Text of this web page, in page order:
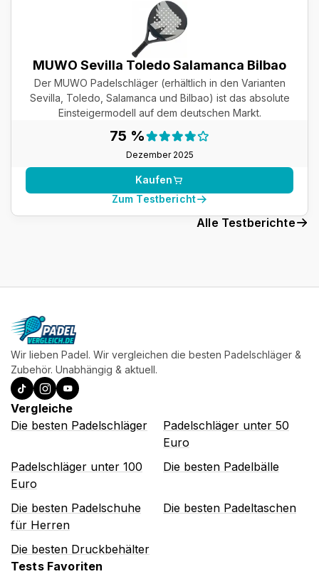
MUWO Sevilla Toledo Salamanca Bilbao
Der MUWO Padelschläger (erhältlich in den Varianten
Sevilla, Toledo, Salamanca und Bilbao) ist das absolute
Einsteigermodell auf dem deutschen Markt.
75 %
Dezember 2025
Testergebnis:
Kaufen
Zum Testbericht
Alle Testberichte
Wir lieben Padel. Wir vergleichen die besten Padelschläger &
Zubehör. Unabhängig & aktuell.
Vergleiche
Die besten Padelschläger
Padelschläger unter 50
Euro
Padelschläger unter 100
Euro
Die besten Padelbälle
Die besten Padelschuhe
für Herren
Die besten Padeltaschen
Die besten Druckbehälter
Tests Favoriten